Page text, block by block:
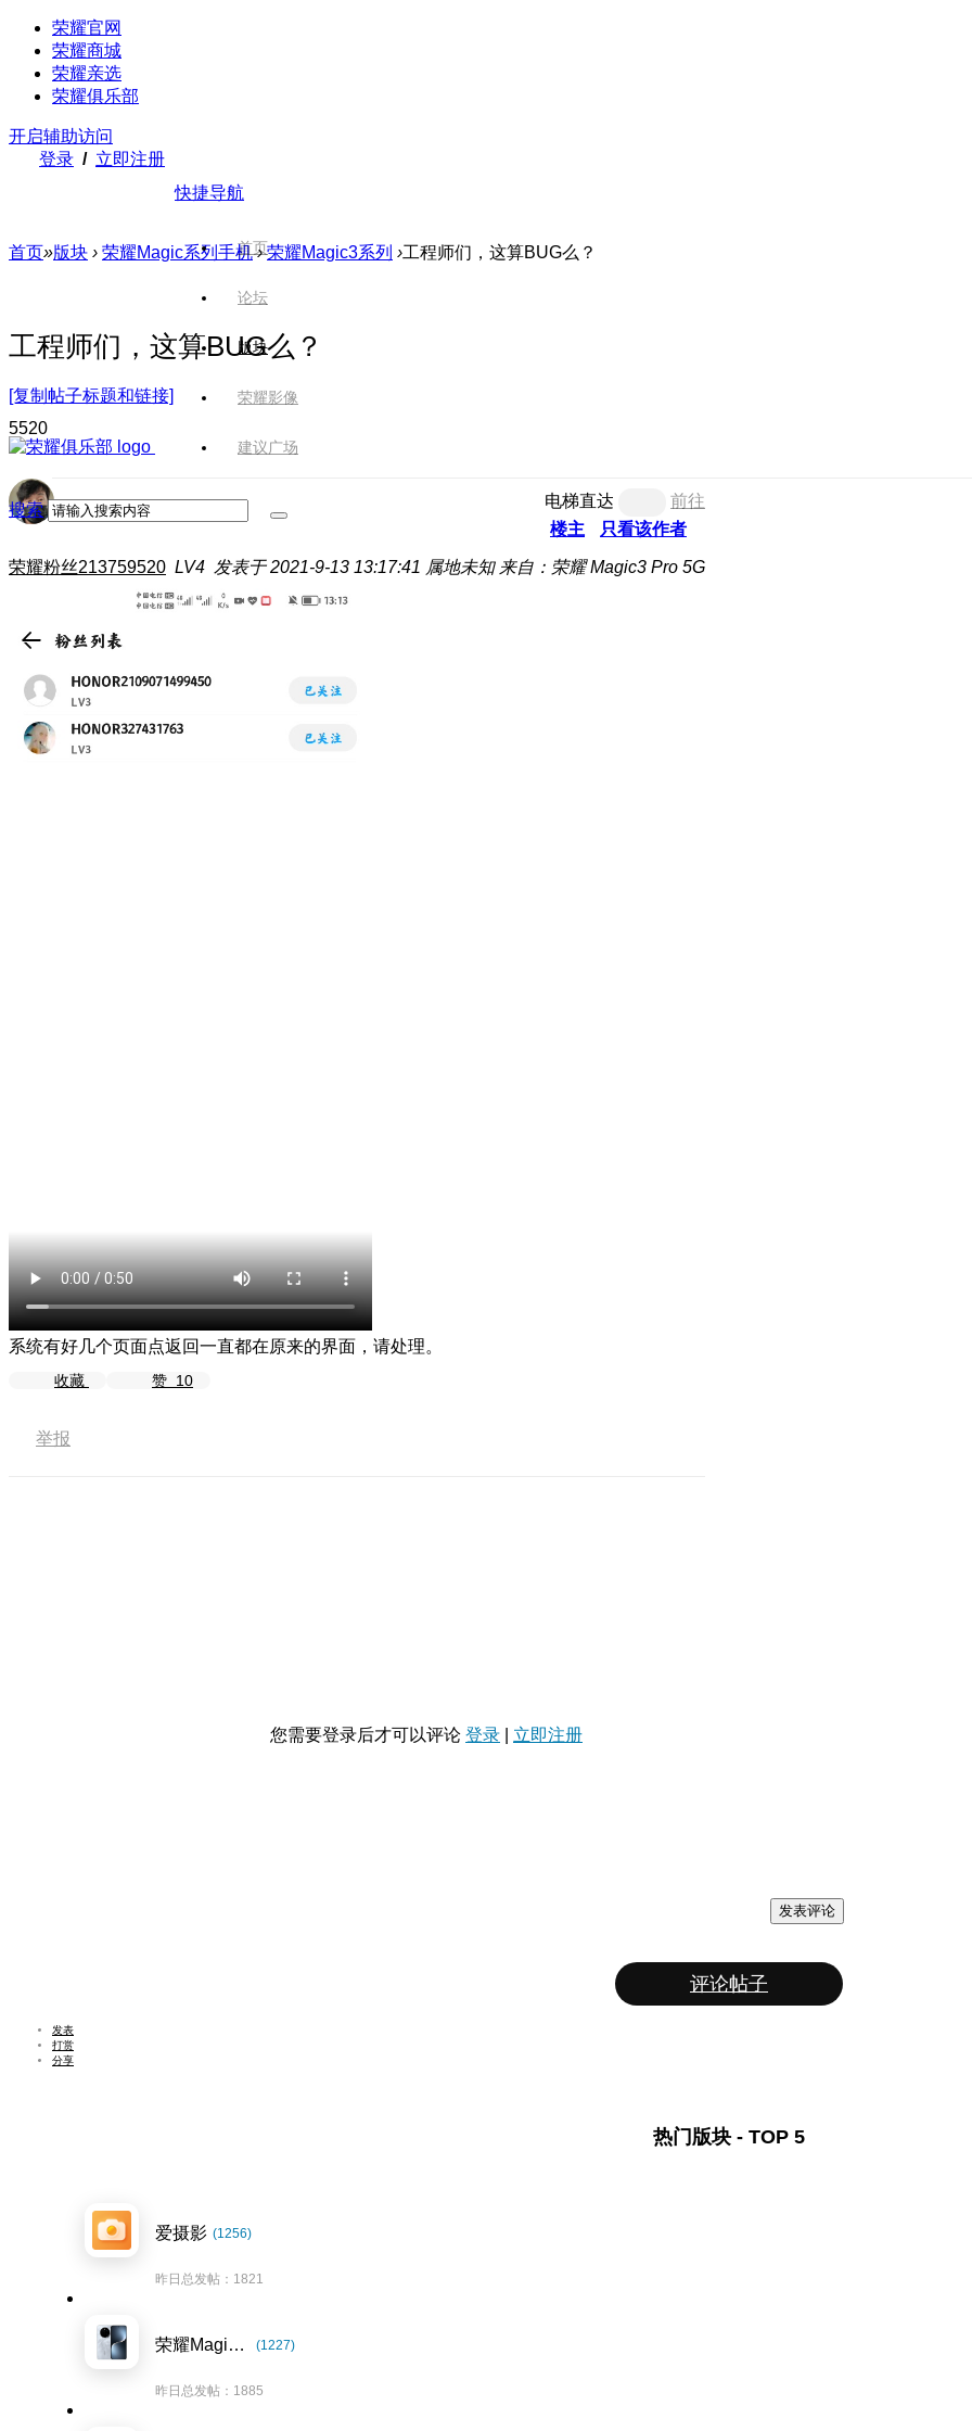
荣耀官网
荣耀商城
荣耀亲选
荣耀俱乐部
开启辅助访问
登录 / 立即注册
快捷导航
首页
论坛
版块
荣耀影像
建议广场
搜索
首页»版块 › 荣耀Magic系列手机 › 荣耀Magic3系列 ›工程师们，这算BUG么？
工程师们，这算BUG么？
[复制帖子标题和链接]
5520
电梯直达
前往
楼主
只看该作者
荣耀粉丝213759520 LV4 发表于 2021-9-13 13:17:41 属地未知 来自：荣耀 Magic3 Pro 5G
系统有好几个页面点返回一直都在原来的界面，请处理。
收藏 赞 10
举报
您需要登录后才可以评论 登录 立即注册
发表评论
评论帖子
发表
打赏
分享
热门版块 - TOP 5
爱摄影 (1256)
昨日总发帖：1821
荣耀Magic7系列 (1227)
昨日总发帖：1885